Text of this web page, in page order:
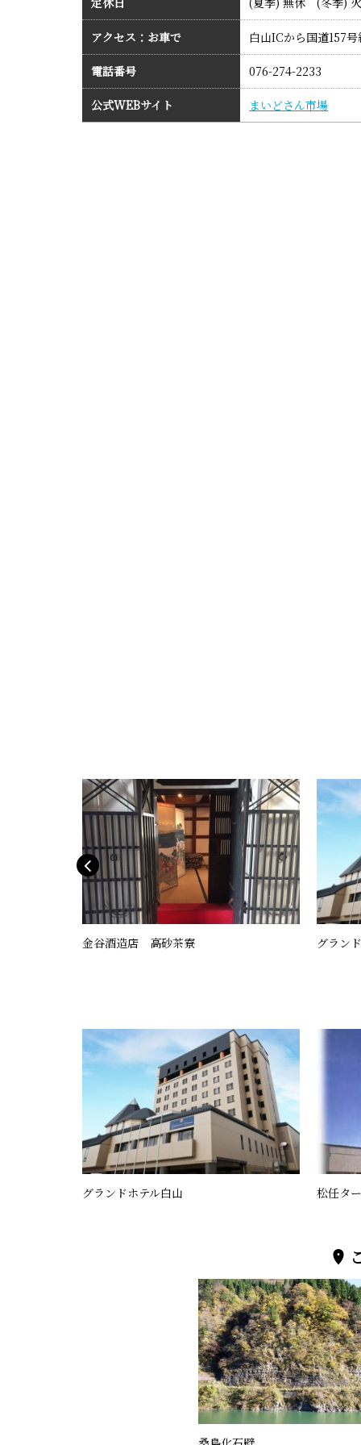
アクセス：お車で 白山ICから国道157
電話番号 076-274-2233
公式WEBサイト まいどさん市場
金谷酒造店 高砂茶寮 グラン
グランドホテル白山 松任タ